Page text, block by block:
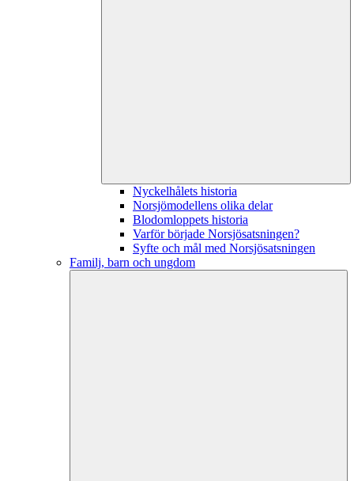
Nyckelhålets historia
Norsjömodellens olika delar
Blodomloppets historia
Varför började Norsjösatsningen?
Syfte och mål med Norsjösatsningen
Familj, barn och ungdom